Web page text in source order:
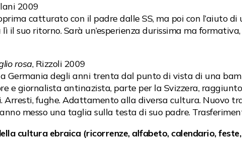
2009
catturato con il padre dalle SS, ma poi con l’aiuto di
il suo ritorno. Sarà un’esperienza durissima ma
rosa, Rizzoli 2009
Germania degli anni trenta dal punto di vista di una
e giornalista antinazista, parte per la Svizzera,
Arresti, fughe. Adattamento alla diversa cultura. Nuovo
messo una taglia sulla testa di suo padre.
cultura ebraica (ricorrenze, alfabeto, calendario,